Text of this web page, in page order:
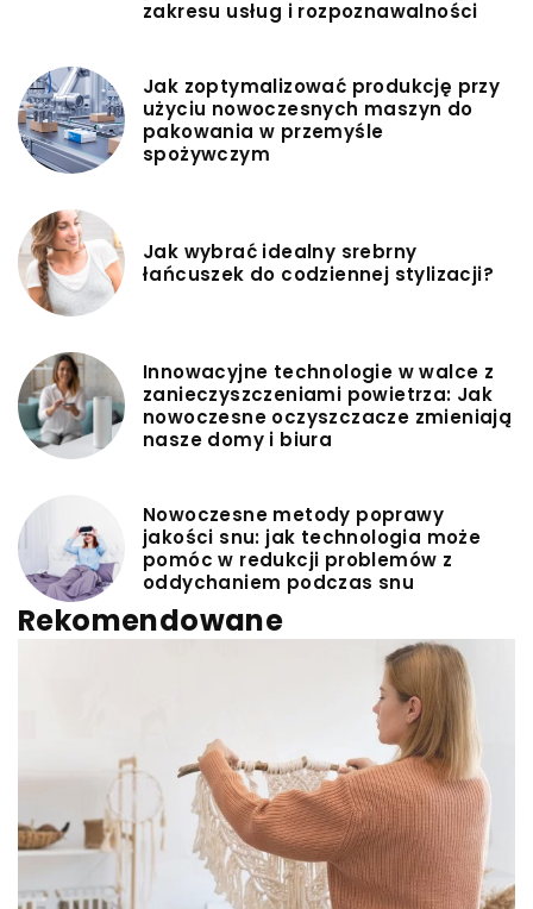
zakresu usług i rozpoznawalności
Jak zoptymalizować produkcję przy
użyciu nowoczesnych maszyn do
pakowania w przemyśle
spożywczym
Jak wybrać idealny srebrny
łańcuszek do codziennej stylizacji?
Innowacyjne technologie w walce z
zanieczyszczeniami powietrza: Jak
nowoczesne oczyszczacze zmieniają
nasze domy i biura
Nowoczesne metody poprawy
jakości snu: jak technologia może
pomóc w redukcji problemów z
oddychaniem podczas snu
Rekomendowane